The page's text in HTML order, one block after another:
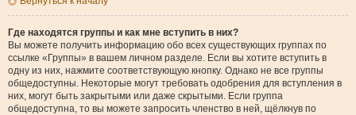
Где находятся группы и как мне вступить в них?
Вы можете получить информацию обо всех существующих группах по
ссылке «Группы» в вашем личном разделе. Если вы хотите вступить в
одну из них, нажмите соответствующую кнопку. Однако не все группы
общедоступны. Некоторые могут требовать одобрения для вступления в
них, могут быть закрытыми или даже скрытыми. Если группа
общедоступна, то вы можете запросить членство в ней, щёлкнув по